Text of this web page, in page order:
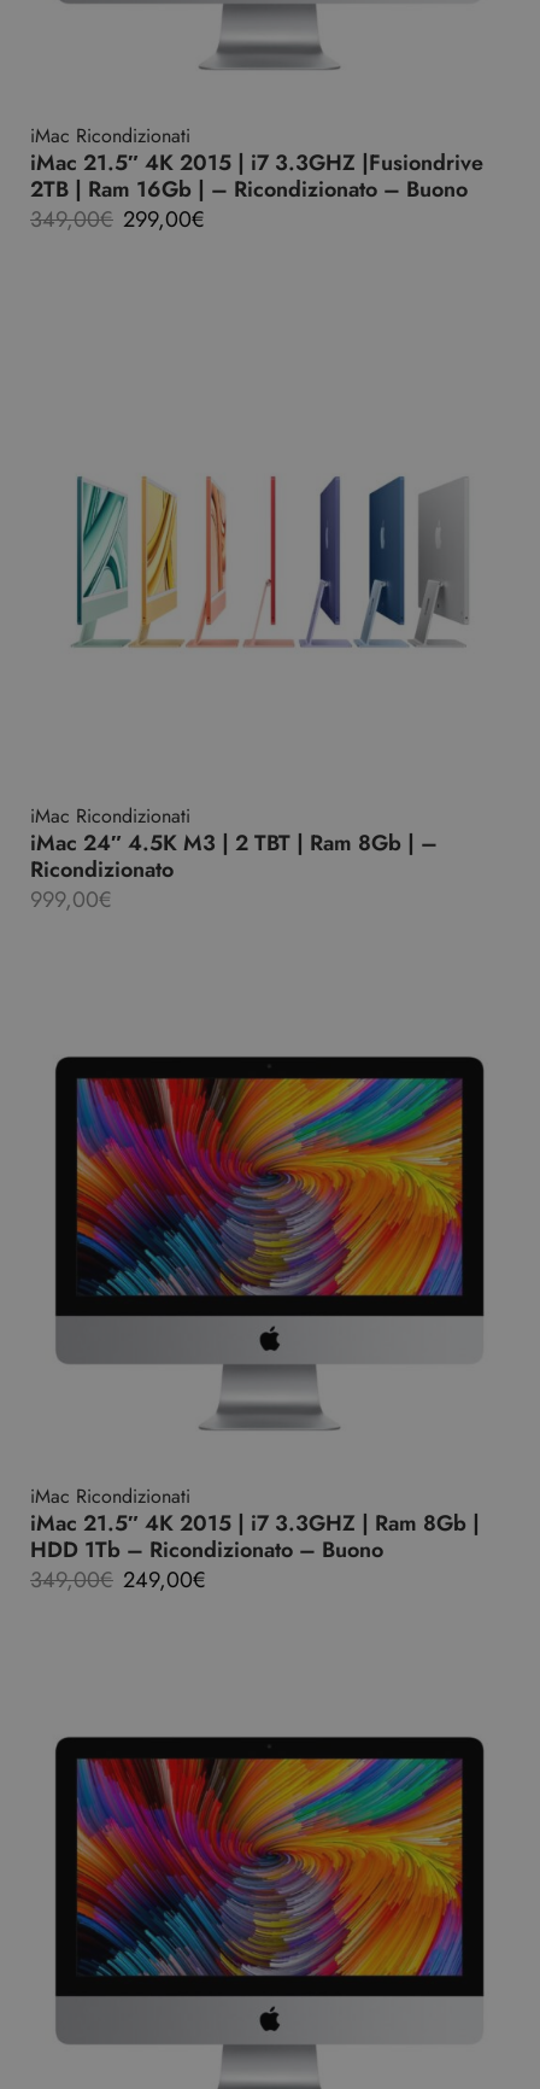
iMac Ricondizionati
iMac 21.5″ 4K 2015 | i7 3.3GHZ |Fusiondrive
2TB | Ram 16Gb | – Ricondizionato – Buono
349,00€ 299,00€
iMac Ricondizionati
iMac 24″ 4.5K M3 | 2 TBT | Ram 8Gb | –
Ricondizionato
999,00€
iMac Ricondizionati
iMac 21.5″ 4K 2015 | i7 3.3GHZ | Ram 8Gb |
HDD 1Tb – Ricondizionato – Buono
349,00€ 249,00€